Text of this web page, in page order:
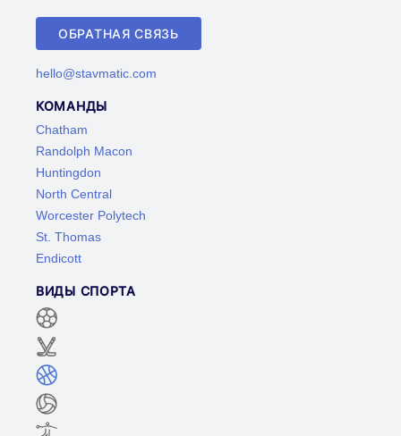
ОБРАТНАЯ СВЯЗЬ
hello@stavmatic.com
КОМАНДЫ
Chatham
Randolph Macon
Huntingdon
North Central
Worcester Polytech
St. Thomas
Endicott
ВИДЫ СПОРТА